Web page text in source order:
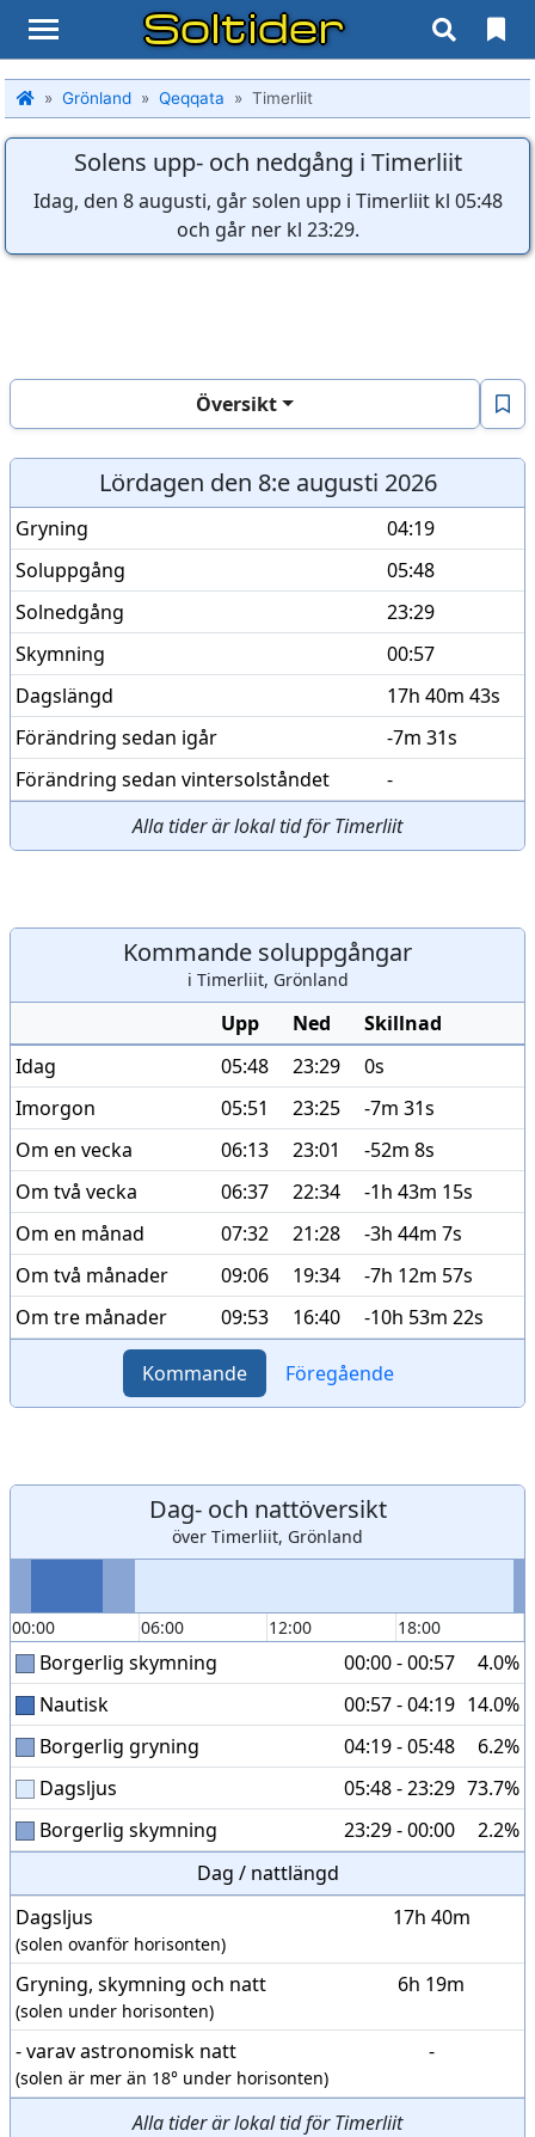
Soltider
Grönland Qeqqata Timerliit
Solens upp- och nedgång i Timerliit
Idag, den 8 augusti, går solen upp i Timerliit kl 05:48
och går ner kl 23:29.
Översikt
Lördagen den 8:e augusti 2026
Gryning
04:19
Soluppgång
05:48
Solnedgång
23:29
Skymning
00:57
Dagslängd
17h 40m 43s
Förändring sedan igår
-7m 31s
Förändring sedan vintersolståndet
-
Alla tider är lokal tid för Timerliit
Kommande soluppgångar
i Timerliit, Grönland
Upp Ned
Skillnad
Idag
05:48 23:29
0s
Imorgon
05:51 23:25
-7m 31s
Om en vecka
06:13 23:01
-52m 8s
Om två vecka
06:37 22:34
-1h 43m 15s
Om en månad
07:32 21:28
-3h 44m 7s
Om två månader
09:06 19:34
-7h 12m 57s
Om tre månader
09:53 16:40 -10h 53m 22s
Kommande Föregående
Dag- och nattöversikt
över Timerliit, Grönland
00:00 06:00 12:00 18:00
Borgerlig skymning 00:00 - 00:57
4.0%
Nautisk
00:57 - 04:19 14.0%
Borgerlig gryning
04:19 - 05:48
6.2%
Dagsljus
05:48 - 23:29 73.7%
Borgerlig skymning
23:29 - 00:00
2.2%
Dag / nattlängd
Dagsljus
(solen ovanför horisonten)
17h 40m
Gryning, skymning och natt
(solen under horisonten)
6h 19m
- varav astronomisk natt
(solen är mer än 18° under horisonten)
-
Alla tider är lokal tid för Timerliit